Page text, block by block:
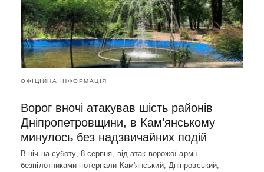
ОФІЦІЙНА ІНФОРМАЦІЯ
Ворог вночі атакував шість районів
Дніпропетровщини, в Кам’янському
минулось без надзвичайних подій
В ніч на суботу, 8 серпня, від атак ворожої армії
безпілотниками потерпали Кам'янський, Дніпровський,